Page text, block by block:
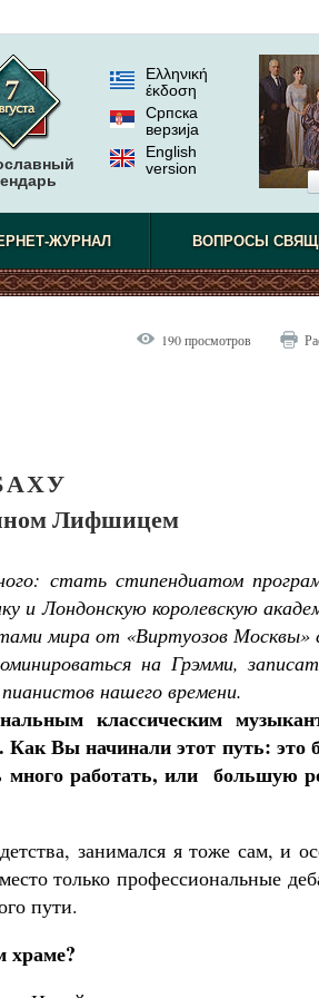
Ελληνική
έκδοση
Српска
верзиjа
English
version
ЖУРНАЛ ВОПРОСЫ
190 просмотров
Лифшицем
стать стипендиатом
и Лондонскую королевскую
мира от «Виртуозов Москвы»
на Грэмми,
нашего времени.
классическим
Как Вы начинали этот путь: это
много работать, или большую
занимался я тоже сам, и
только профессиональные
пути.
храме?